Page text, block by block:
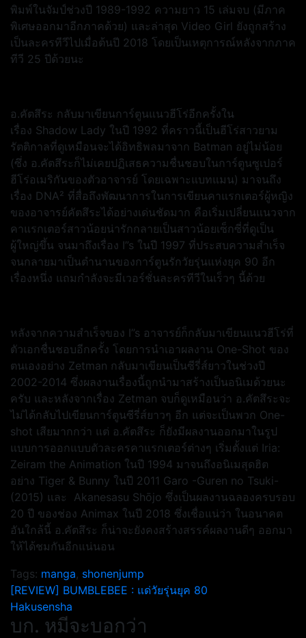
พิมพ์ในจัมป์ช่วงปี 1989-1992 ความยาว 15 เล่มจบ (มีภาค
พิเศษออกมาอีกภาคด้วย) และล่าสุด Video Girl ยังถูกสร้าง
เป็นละครทีวีไปเมื่อต้นปี 2018 โดยเป็นเหตุการณ์หลังจากภาค
ทีวี 25 ปีด้วยนะ
อ.คัตสึระ กลับมาเขียนการ์ตูนแนวฮีโร่อีกครั้งใน
เรื่อง Shadow Lady ในปี 1992 ที่คราวนี้เป็นฮีโร่สาวยาม
รัตติกาลที่ดูเหมือนจะได้อิทธิพลมาจาก Batman อยู่ไม่น้อย
(ซึ่ง อ.คัตสึระก็ไม่เคยปฏิเสธความชื่นชอบในการ์ตูนซูเปอร์
ฮีโร่อเมริกันของตัวอาจารย์ โดยเฉพาะแบทแมน) มาจนถึง
เรื่อง DNA² ที่สื่อถึงพัฒนาการในการเขียนคาแรกเตอร์ผู้หญิง
ของอาจารย์คัตสึระได้อย่างเด่นชัดมาก คือเริ่มเปลี่ยนแนวจาก
คาแรกเตอร์สาวน้อยน่ารักกลายเป็นสาวน้อยเซ็กซี่ที่ดูเป็น
ผู้ใหญ่ขึ้น จนมาถึงเรื่อง I”s ในปี 1997 ที่ประสบความสำเร็จ
จนกลายมาเป็นตำนานของการ์ตูนรักวัยรุ่นแห่งยุค 90 อีก
เรื่องหนึ่ง แถมกำลังจะมีเวอร์ชั่นละครทีวีในเร็วๆ นี้ด้วย
หลังจากความสำเร็จของ I”s อาจารย์ก็กลับมาเขียนแนวฮีโร่ที่
ตัวเอกชื่นชอบอีกครั้ง โดยการนำเอาผลงาน One-Shot ของ
ตนเองอย่าง Zetman กลับมาเขียนเป็นซีรี่ส์ยาวในช่วงปี
2002-2014 ซึ่งผลงานเรื่องนี้ถูกนำมาสร้างเป็นอนิเมด้วยนะ
ครับ และหลังจากเรื่อง Zetman จบก็ดูเหมือนว่า อ.คัตสึระจะ
ไม่ได้กลับไปเขียนการ์ตูนซีรี่ส์ยาวๆ อีก แต่จะเป็นพวก One-
shot เสียมากกว่า แต่ อ.คัตสึระ ก็ยังมีผลงานออกมาในรูป
แบบการออกแบบตัวละครคาแรกเตอร์ต่างๆ เริ่มตั้งแต่ Iria:
Zeiram the Animation ในปี 1994 มาจนถึงอนิเมสุดฮิต
อย่าง Tiger & Bunny ในปี 2011 Garo -Guren no Tsuki-
(2015) และ Akanesasu Shōjo ซึ่งเป็นผลงานฉลองครบรอบ
20 ปี ของช่อง Animax ในปี 2018 ซึ่งเชื่อแน่ว่า ในอนาคต
อันใกล้นี้ อ.คัตสึระ ก็น่าจะยังคงสร้างสรรค์ผลงานดีๆ ออกมา
ให้ได้ชมกันอีกแน่นอน
Tags: manga, shonenjump
แนะแนว
เรื่อง
[REVIEW] BUMBLEBEE : แด่วัยรุ่นยุค 80
Hakusensha
บก. หมีจะบอกว่า